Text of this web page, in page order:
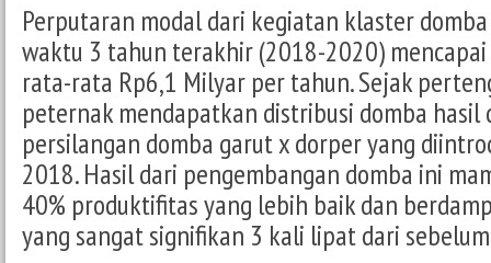
Perputaran modal dari kegiatan klaster
waktu 3 tahun terakhir (2018-2020)
rata-rata Rp6,1 Milyar per tahun. Sejak
peternak mendapatkan distribusi domba hasil
persilangan domba garut x dorper yang
2018. Hasil dari pengembangan domba ini
40% produktifitas yang lebih baik dan
yang sangat signifikan 3 kali lipat dari